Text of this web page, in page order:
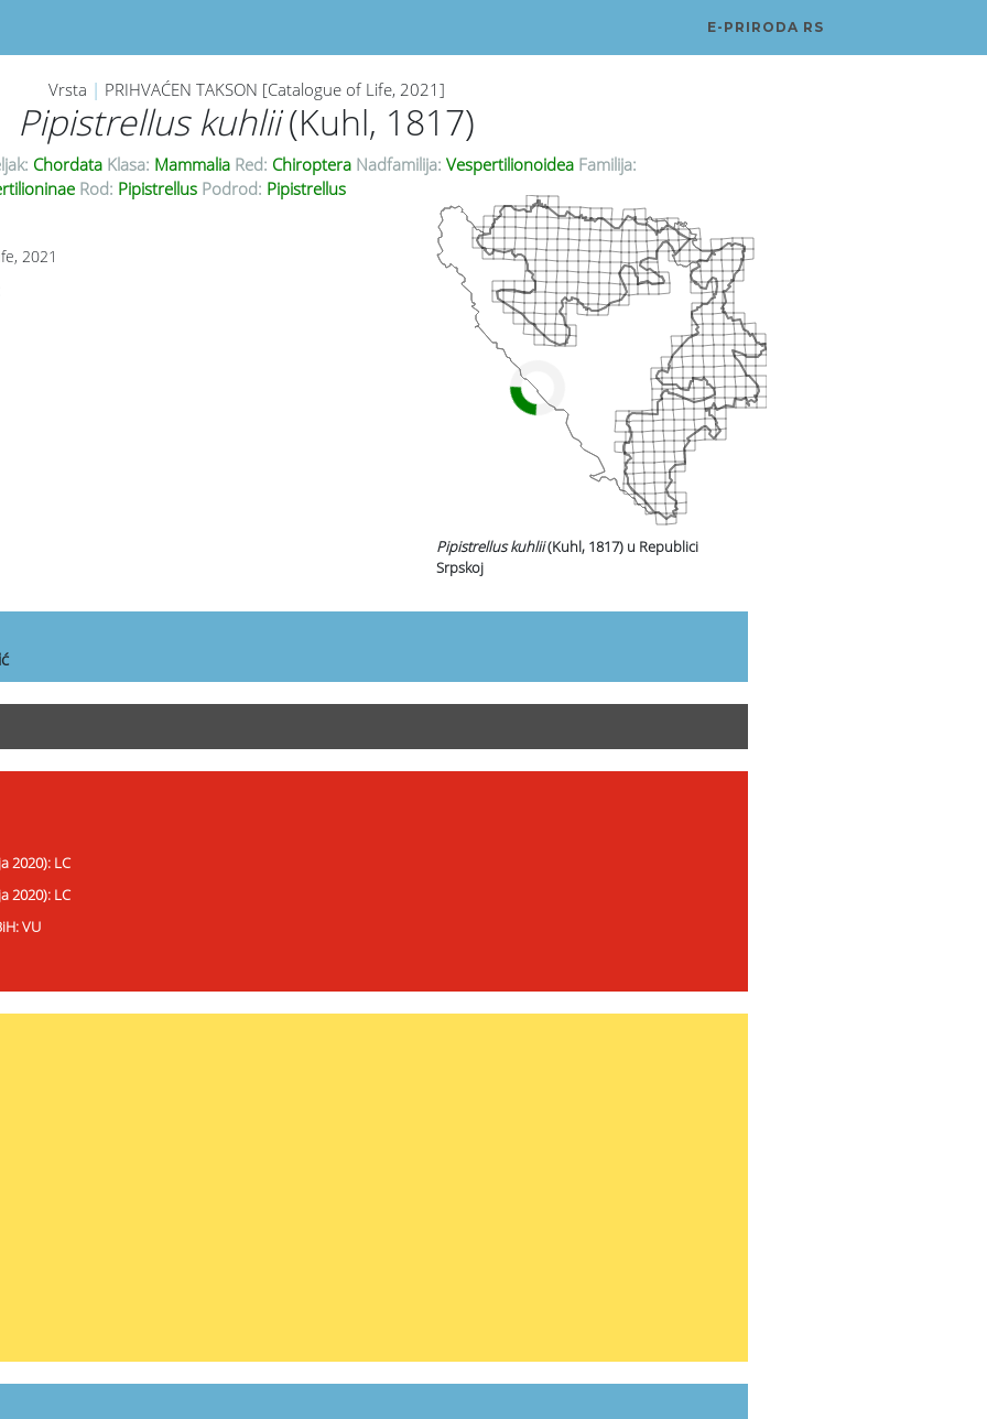
E-PRIRODA RS
Vrsta | PRIHVAĆEN TAKSON [Catalogue of Life, 2021]
Pipistrellus kuhlii(Kuhl, 1817)
Chordata Klasa: Mammalia Red: Chiroptera Nadfamilija: Vespertilionoidea Familija:
Rod: Pipistrellus Podrod: Pipistrellus
2021
Pipistrellus kuhlii(Kuhl, 1817) u Republici
Srpskoj
2020): LC
2020): LC
VU